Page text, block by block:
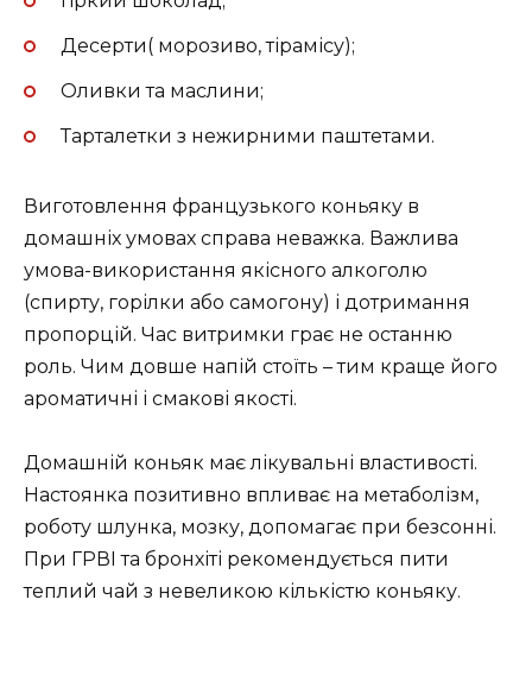
Десерти( морозиво, тірамісу);
Оливки та маслини;
Тарталетки з нежирними паштетами.
Виготовлення французького коньяку в
домашніх умовах справа неважка. Важлива
умова-використання якісного алкоголю
(спирту, горілки або самогону) і дотримання
пропорцій. Час витримки грає не останню
роль. Чим довше напій стоїть – тим краще його
ароматичні і смакові якості.
Домашній коньяк має лікувальні властивості.
Настоянка позитивно впливає на метаболізм,
роботу шлунка, мозку, допомагає при безсонні.
При ГРВІ та бронхіті рекомендується пити
теплий чай з невеликою кількістю коньяку.